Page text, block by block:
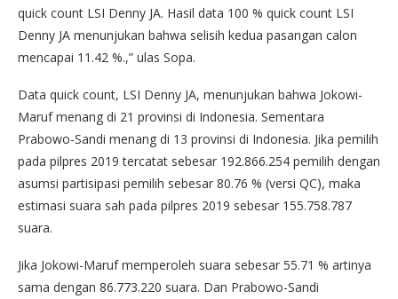
quick count LSI Denny JA. Hasil data 100 % quick count LSI
Denny JA menunjukan bahwa selisih kedua pasangan calon
mencapai 11.42 %.,” ulas Sopa.
Data quick count, LSI Denny JA, menunjukan bahwa Jokowi-
Maruf menang di 21 provinsi di Indonesia. Sementara
Prabowo-Sandi menang di 13 provinsi di Indonesia. Jika pemilih
pada pilpres 2019 tercatat sebesar 192.866.254 pemilih dengan
asumsi partisipasi pemilih sebesar 80.76 % (versi QC), maka
estimasi suara sah pada pilpres 2019 sebesar 155.758.787
suara.
Jika Jokowi-Maruf memperoleh suara sebesar 55.71 % artinya
sama dengan 86.773.220 suara. Dan Prabowo-Sandi